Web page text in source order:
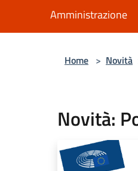
Amministrazione
Home > Novità
Novità: